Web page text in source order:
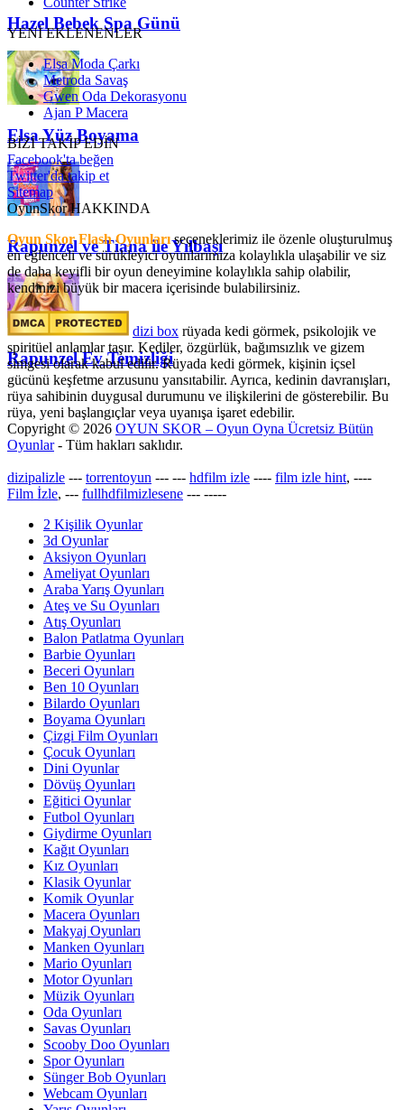
Hazel Bebek Spa Günü
Elsa Yüz Boyama
Rapunzel ve Tiana ile Yılbaşı
Rapunzel Ev Temizliği
YENİ EKLENENLER
Elsa Moda Çarkı
Metroda Savaş
Gwen Oda Dekorasyonu
Ajan P Macera
BİZİ TAKİP EDİN
Facebook'ta beğen
Twitter'da takip et
Sitemap
OyunSkor HAKKINDA
Oyun Skor Flash Oyunlarıseçeneklerimiz ile özenle oluşturulmuş
en eğlenceli ve sürükleyici oyunlarımıza kolaylıkla ulaşabilir ve siz
de daha keyifli bir oyun deneyimine kolaylıkla sahip olabilir,
kendinizi büyük bir macera içerisinde bulabilirsiniz.
dizi box rüyada kedi görmek​, psikolojik ve
spiritüel anlamlar taşır. Kediler, özgürlük, bağımsızlık ve gizem
simgesi olarak kabul edilir. Rüyada kedi görmek, kişinin içsel
gücünü keşfetme arzusunu yansıtabilir. Ayrıca, kedinin davranışları,
rüya sahibinin duygusal durumunu ve ilişkilerini de gösterebilir. Bu
rüya, yeni başlangıçlar veya uyanışa işaret edebilir.
Copyright © 2026 OYUN SKOR – Oyun Oyna Ücretsiz Bütün
Oyunlar- Tüm hakları saklıdır.
dizipalizle --- torrentoyun --- --- hdfilm izle ---- film izle hint, ----
Film İzle, --- fullhdfilmizlesene --- -----
2 Kişilik Oyunlar
3d Oyunlar
Aksiyon Oyunları
Ameliyat Oyunları
Araba Yarış Oyunları
Ateş ve Su Oyunları
Atış Oyunları
Balon Patlatma Oyunları
Barbie Oyunları
Beceri Oyunları
Ben 10 Oyunları
Bilardo Oyunları
Boyama Oyunları
Çizgi Film Oyunları
Çocuk Oyunları
Dini Oyunlar
Dövüş Oyunları
Eğitici Oyunlar
Futbol Oyunları
Giydirme Oyunları
Kağıt Oyunları
Kız Oyunları
Klasik Oyunlar
Komik Oyunlar
Macera Oyunları
Makyaj Oyunları
Manken Oyunları
Mario Oyunları
Motor Oyunları
Müzik Oyunları
Oda Oyunları
Savas Oyunları
Scooby Doo Oyunları
Spor Oyunları
Sünger Bob Oyunları
Webcam Oyunları